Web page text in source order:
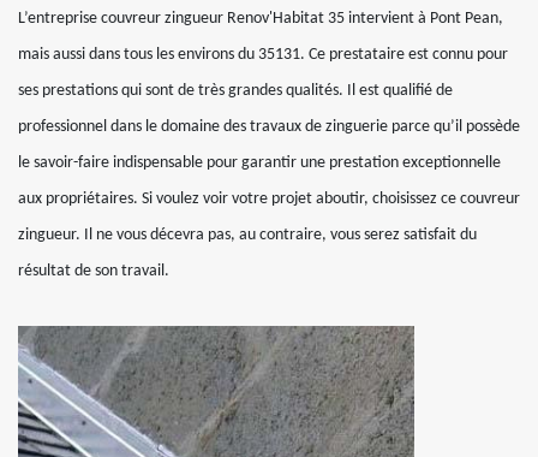
L’entreprise couvreur zingueur Renov'Habitat 35 intervient à Pont Pean,
mais aussi dans tous les environs du 35131. Ce prestataire est connu pour
ses prestations qui sont de très grandes qualités. Il est qualifié de
professionnel dans le domaine des travaux de zinguerie parce qu’il possède
le savoir-faire indispensable pour garantir une prestation exceptionnelle
aux propriétaires. Si voulez voir votre projet aboutir, choisissez ce couvreur
zingueur. Il ne vous décevra pas, au contraire, vous serez satisfait du
résultat de son travail.